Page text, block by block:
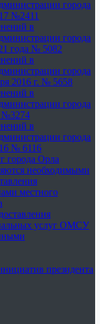
города
№2411
в
города
года № 5082
в
города
2016 г. № 5658
в
города
№3274
в
города
№ 6116
города Орла
необходимыми
местного
услуг ОМСУ
президента